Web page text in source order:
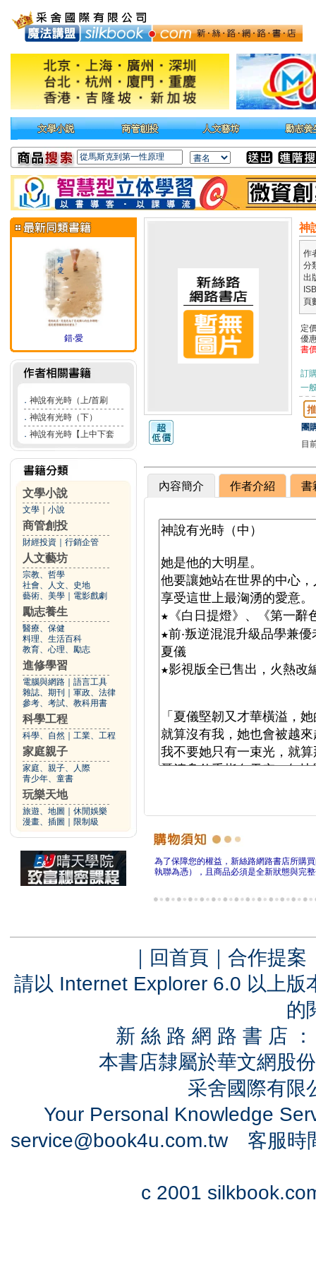
錯‧愛
． 神說有光時（上/首刷
． 神說有光時（下）
． 神說有光時【上中下套
文學小說
文學 小說
商管創投
財經投資 行銷企管
人文藝坊
宗教、哲學
社會、人文、史地
藝術、美學
電影戲劇
勵志養生
醫療、保健
料理、生活百科
教育、心理、勵志
進修學習
電腦與網路
語言工具
雜誌、期刊
軍政、法律
參考、考試、教科用書
科學工程
科學、自然 工業、工程
家庭親子
家庭、親子、人際
青少年、童書
玩樂天地
旅遊、地圖
休閒娛樂
漫畫、插圖
限制級
神
作
分
出
頁
定
優
書
訂
一
團
目
內容簡介 作者介紹 書
為了保障您的權益，新絲路網路書店所購
執聯為憑），且商品必須是全新狀態與完
｜ 回首頁 ｜ 合作提案
請以 Internet Explorer 6.0 以上
的
新 絲 路 網 路 書 店
本書店隸屬於華文網股
采舍國際有
Your Personal Knowledge
service@book4u.com.tw客服時
c 2001